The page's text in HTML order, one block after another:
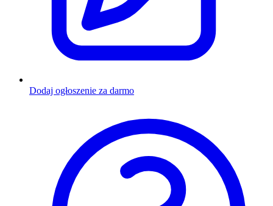
Dodaj ogłoszenie za darmo